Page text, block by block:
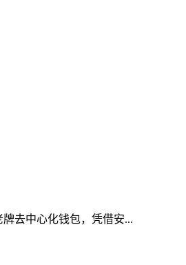
去中心化钱包，凭借安...